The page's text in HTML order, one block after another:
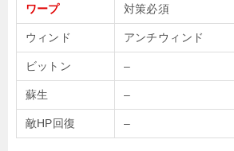
ワープ 対策必須
ウィンド アンチウィンド
ビットン –
蘇生 –
敵HP回復 –